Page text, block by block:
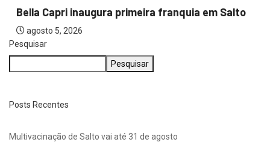
Bella Capri inaugura primeira franquia em Salto
agosto 5, 2026
Pesquisar
Pesquisar
Posts Recentes
Multivacinação de Salto vai até 31 de agosto